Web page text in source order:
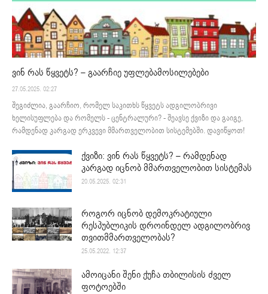
ვინ რას წყვეტს? – გაარჩიე უფლებამოსილებები
27.05.2025. 02:27
შეგიძლია, გაარჩიო, რომელ საკითხს წყვეტს ადგილობრივი
ხელისუფლება და რომელს - ცენტრალური? - შეავსე ქვიზი და გაიგე,
რამდენად კარგად ერკვევი მმართველობით სისტემებში. დავიწყოთ!
ქვიზი: ვინ რას წყვეტს? – რამდენად
კარგად იცნობ მმართველობით სისტემას
20.05.2025. 02:31
როგორ იცნობ დემოკრატიული
რესპუბლიკის დროინდელ ადგილობრივ
თვითმმართველობას?
25.05.2022. 12:37
ამოიცანი შენი ქუჩა თბილისის ძველ
ფოტოებში